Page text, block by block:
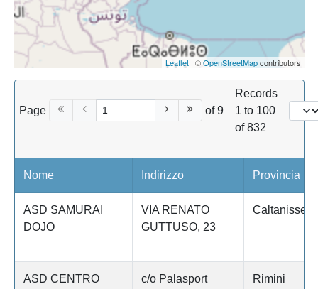
Leaflet| ©OpenStreetMapcontributors
Page of 9
Records
1 to 100
of 832
Nome Indirizzo Provincia
ASD SAMURAI
DOJO
VIA RENATO
GUTTUSO, 23
Caltanissetta
ASD CENTRO
c/o Palasport
Rimini